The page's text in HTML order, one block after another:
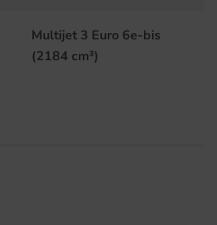
Multijet 3 Euro 6e-bis
(2184 cm³)